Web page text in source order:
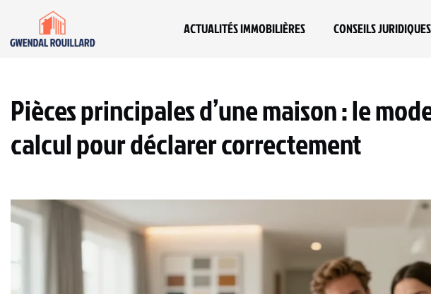
ACTUALITÉS IMMOBILIÈRES CONSEILS JURIDIQUES
Pièces principales d’une maison : le
calcul pour déclarer correctement